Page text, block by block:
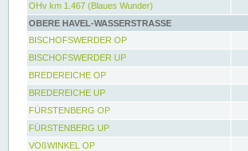
OHv km 1.467 (Blaues Wunder)
OBERE HAVEL-WASSERSTRASSE
BISCHOFSWERDER OP
BISCHOFSWERDER UP
BREDEREICHE OP
BREDEREICHE UP
FÜRSTENBERG OP
FÜRSTENBERG UP
VOßWINKEL OP